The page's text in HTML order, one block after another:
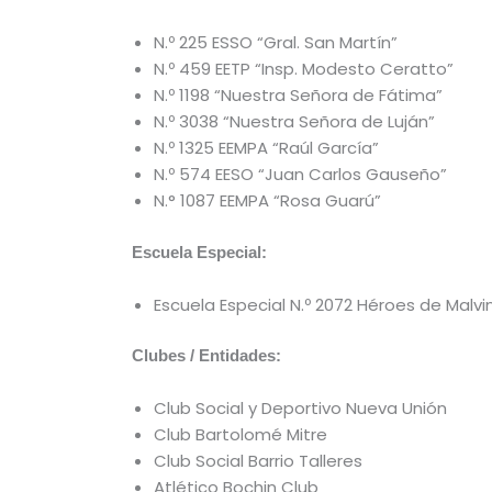
N.º 225 ESSO “Gral. San Martín”
N.º 459 EETP “Insp. Modesto Ceratto”
N.º 1198 “Nuestra Señora de Fátima”
N.º 3038 “Nuestra Señora de Luján”
N.º 1325 EEMPA “Raúl García”
N.º 574 EESO “Juan Carlos Gauseño”
N.° 1087 EEMPA “Rosa Guarú”
Escuela Especial:
Escuela Especial N.º 2072 Héroes de
Clubes / Entidades:
Club Social y Deportivo Nueva Unión
Club Bartolomé Mitre
Club Social Barrio Talleres